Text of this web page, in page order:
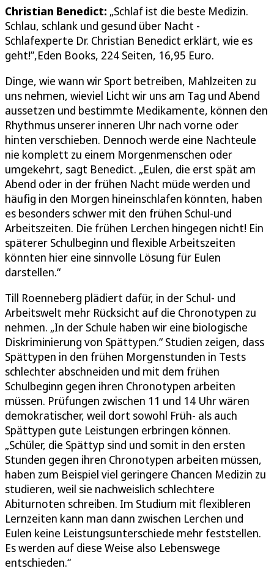
Christian Benedict: „Schlaf ist die beste Medizin.
Schlau, schlank und gesund über Nacht -
Schlafexperte Dr. Christian Benedict erklärt, wie es
geht!”,Eden Books, 224 Seiten, 16,95 Euro.
Dinge, wie wann wir Sport betreiben, Mahlzeiten zu
uns nehmen, wieviel Licht wir uns am Tag und Abend
aussetzen und bestimmte Medikamente, können den
Rhythmus unserer inneren Uhr nach vorne oder
hinten verschieben. Dennoch werde eine Nachteule
nie komplett zu einem Morgenmenschen oder
umgekehrt, sagt Benedict. „Eulen, die erst spät am
Abend oder in der frühen Nacht müde werden und
häufig in den Morgen hineinschlafen könnten, haben
es besonders schwer mit den frühen Schul-und
Arbeitszeiten. Die frühen Lerchen hingegen nicht! Ein
späterer Schulbeginn und flexible Arbeitszeiten
könnten hier eine sinnvolle Lösung für Eulen
darstellen.“
Till Roenneberg plädiert dafür, in der Schul- und
Arbeitswelt mehr Rücksicht auf die Chronotypen zu
nehmen. „In der Schule haben wir eine biologische
Diskriminierung von Spättypen.“ Studien zeigen, dass
Spättypen in den frühen Morgenstunden in Tests
schlechter abschneiden und mit dem frühen
Schulbeginn gegen ihren Chronotypen arbeiten
müssen. Prüfungen zwischen 11 und 14 Uhr wären
demokratischer, weil dort sowohl Früh- als auch
Spättypen gute Leistungen erbringen können.
„Schüler, die Spättyp sind und somit in den ersten
Stunden gegen ihren Chronotypen arbeiten müssen,
haben zum Beispiel viel geringere Chancen Medizin zu
studieren, weil sie nachweislich schlechtere
Abiturnoten schreiben. Im Studium mit flexibleren
Lernzeiten kann man dann zwischen Lerchen und
Eulen keine Leistungsunterschiede mehr feststellen.
Es werden auf diese Weise also Lebenswege
entschieden.“